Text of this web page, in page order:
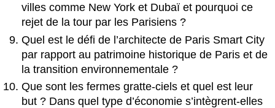
villes comme New York et Dubaï et pourquoi ce
rejet de la tour par les Parisiens ?
Quel est le défi de l’architecte de Paris Smart City
par rapport au patrimoine historique de Paris et de
la transition environnementale ?
Que sont les fermes gratte-ciels et quel est leur
but ? Dans quel type d’économie s’intègrent-elles